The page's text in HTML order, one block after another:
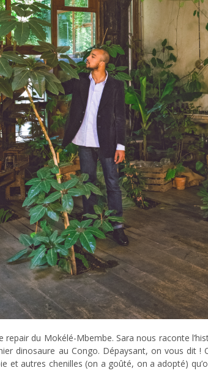
repair du Mokélé-Mbembe. Sara nous raconte
dinosaure au Congo. Dépaysant, on vous dit
et autres chenilles (on a goûté, on a adopté)